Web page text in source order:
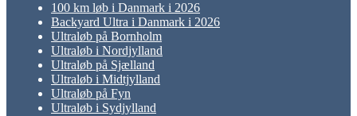
100 km løb i Danmark i 2026
Backyard Ultra i Danmark i 2026
Ultraløb på Bornholm
Ultraløb i Nordjylland
Ultraløb på Sjælland
Ultraløb i Midtjylland
Ultraløb på Fyn
Ultraløb i Sydjylland